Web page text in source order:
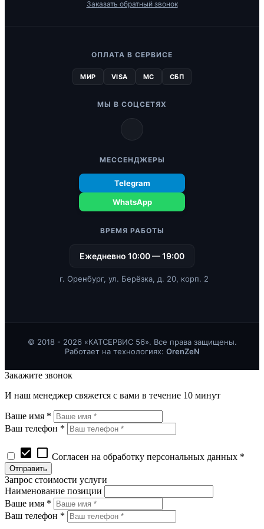
Заказать обратный звонок
ОПЛАТА В СЕРВИСЕ
МИР VISA MC СБП
МЫ В СОЦСЕТЯХ
МЕССЕНДЖЕРЫ
Telegram
WhatsApp
ВРЕМЯ РАБОТЫ
Ежедневно 10:00 — 19:00
г. Оренбург, ул. Берёзка, д. 20, корп. 2
© 2018 - 2026 «КАТСЕРВИС 56». Все права защищены.
Работает на технологиях: OrenZeN
Закажите звонок
И наш менеджер свяжется с вами в течение 10 минут
Ваше имя *
Ваш телефон *
check_box check_box_outline_blank Согласен на обработку персональных данных *
Запрос стоимости услуги
Наименование позиции
Ваше имя *
Ваш телефон *